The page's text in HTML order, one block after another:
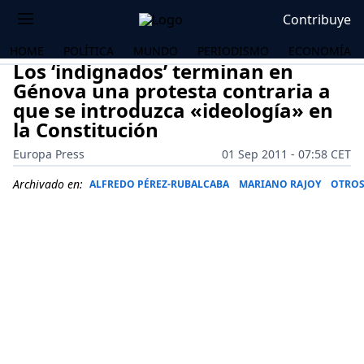
Contribuye
HOME POLÍTICA MUNDO PERIODISMO ECONOMÍA
Los ‘indignados’ terminan en
Génova una protesta contraria a
que se introduzca «ideología» en
la Constitución
Europa Press
01 Sep 2011 - 07:58 CET
Archivado en: ALFREDO PÉREZ-RUBALCABA MARIANO RAJOY